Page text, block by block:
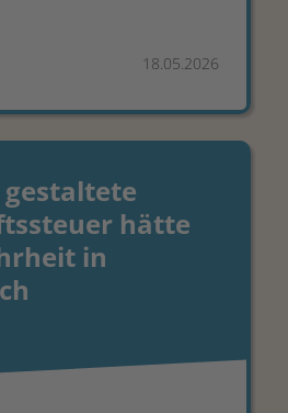
18.05.2026
gestaltete
hätte
in